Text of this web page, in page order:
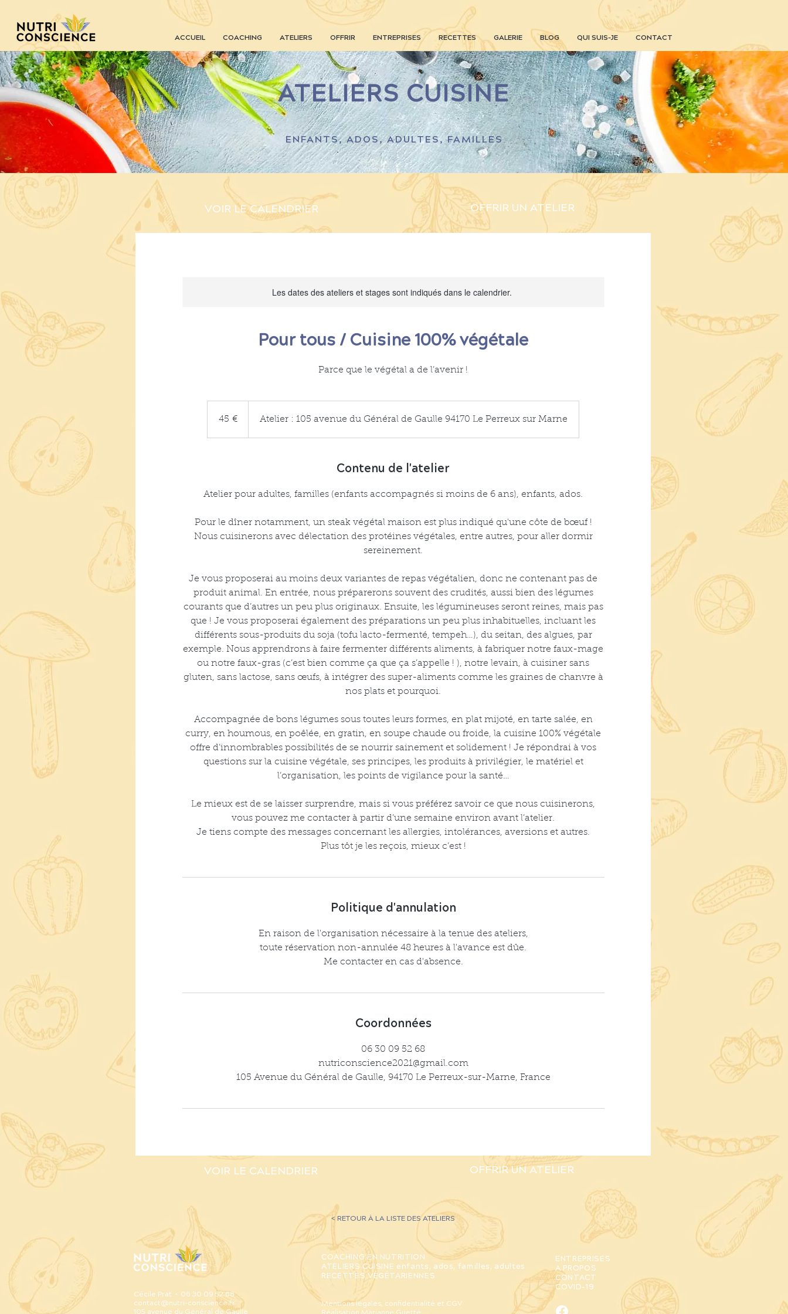
ACCUEIL COACHING ATELIERS OFFRIR ENTREPRISES RECETTES GALERIE BLOG QUI SUIS-JE CONTACT
ATELIERS CUISINE
ENFANTS, ADOS, ADULTES, FAMILLES
VOIR LE CALENDRIER OFFRIR UN ATELIER
Les dates des ateliers et stages sont indiqués dans le calendrier.
Pour tous / Cuisine 100% végétale
Parce que le végétal a de l’avenir !
45 € Atelier : 105 avenue du Général de Gaulle 94170 Le Perreux sur Marne
Contenu de l'atelier
Atelier pour adultes, familles (enfants accompagnés si moins de 6 ans), enfants, ados.
Pour le dîner notamment, un steak végétal maison est plus indiqué qu'une côte de bœuf !
Nous cuisinerons avec délectation des protéines végétales, entre autres, pour aller dormir
sereinement.
Je vous proposerai au moins deux variantes de repas végétalien, donc ne contenant pas de
produit animal. En entrée, nous préparerons souvent des crudités, aussi bien des légumes
courants que d’autres un peu plus originaux. Ensuite, les légumineuses seront reines, mais pas
que ! Je vous proposerai également des préparations un peu plus inhabituelles, incluant les
différents sous-produits du soja (tofu lacto-fermenté, tempeh…), du seitan, des algues, par
exemple. Nous apprendrons à faire fermenter différents aliments, à fabriquer notre faux-mage
ou notre faux-gras (c’est bien comme ça que ça s’appelle ! ), notre levain, à cuisiner sans
gluten, sans lactose, sans œufs, à intégrer des super-aliments comme les graines de chanvre à
nos plats et pourquoi.
Accompagnée de bons légumes sous toutes leurs formes, en plat mijoté, en tarte salée, en
curry, en houmous, en poêlée, en gratin, en soupe chaude ou froide, la cuisine 100% végétale
offre d’innombrables possibilités de se nourrir sainement et solidement ! Je répondrai à vos
questions sur la cuisine végétale, ses principes, les produits à privilégier, le matériel et
l’organisation, les points de vigilance pour la santé…
Le mieux est de se laisser surprendre, mais si vous préférez savoir ce que nous cuisinerons,
vous pouvez me contacter à partir d’une semaine environ avant l’atelier.
Je tiens compte des messages concernant les allergies, intolérances, aversions et autres.
Plus tôt je les reçois, mieux c’est !
Politique d'annulation
En raison de l'organisation nécessaire à la tenue des ateliers,
toute réservation non-annulée 48 heures à l'avance est dûe.
Me contacter en cas d'absence.
Coordonnées
06 30 09 52 68
nutriconscience2021@gmail.com
105 Avenue du Général de Gaulle, 94170 Le Perreux-sur-Marne, France
VOIR LE CALENDRIER OFFRIR UN ATELIER
< RETOUR À LA LISTE DES ATELIERS
Cécile Prat • 06 30 09 52 68
contact@nutri-conscience.fr
COACHING EN NUTRITION
ATELIERS CUISINE enfants, ados, familles, adultes
RECETTES VÉGÉTARIENNES
ENTREPRISES
A PROPOS
CONTACT
COVID-19
Mentions légales, confidentialité et CGV